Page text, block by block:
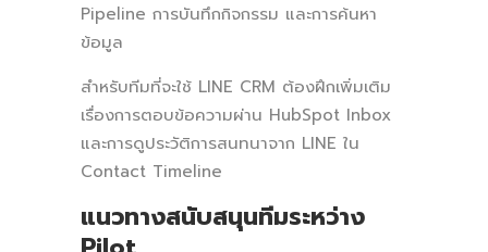
Pipeline การบันทึกกิจกรรม และการค้นหา
ข้อมูล
สำหรับทีมที่จะใช้ LINE CRM ต้องฝึกเพิ่มเติม
เรื่องการตอบข้อความผ่าน HubSpot Inbox
และการดูประวัติการสนทนาจาก LINE ใน
Contact Timeline
แนวทางสนับสนุนทีมระหว่าง